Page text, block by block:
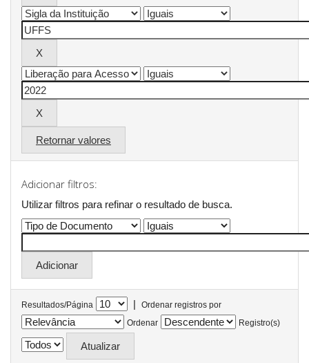
Retornar valores
Adicionar filtros:
Utilizar filtros para refinar o resultado de busca.
Resultados/Página |
Ordenar registros por
Ordenar
Registro(s)